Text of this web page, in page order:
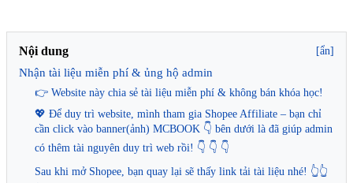
Nội dung [ẩn]
Nhận tài liệu miễn phí & ủng hộ admin
👉 Website này chia sẻ tài liệu miễn phí & không bán khóa học!
💖 Để duy trì website, mình tham gia Shopee Affiliate – bạn chỉ
cần click vào banner(ảnh) MCBOOK 👇 bên dưới là đã giúp admin
có thêm tài nguyên duy trì web rồi! 👇 👇 👇
Sau khi mở Shopee, bạn quay lại sẽ thấy link tải tài liệu nhé! 👆👆